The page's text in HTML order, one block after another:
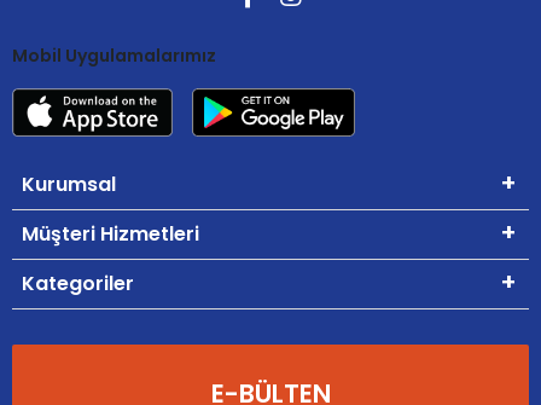
Mobil Uygulamalarımız
Kurumsal
Müşteri Hizmetleri
Kategoriler
E-BÜLTEN